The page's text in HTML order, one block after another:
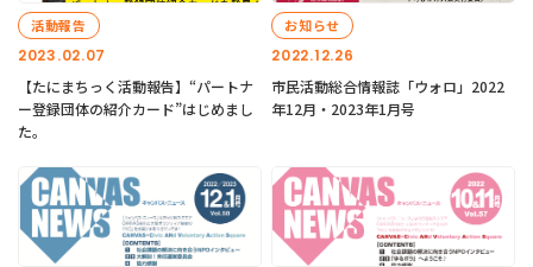
2023.02.07
活動報告
【たにまちっく活動報告】“パートナ
ー登録団体の紹介カード”はじめまし
た。
2022.12.26
お知らせ
市民活動総合情報誌「ウォロ」2022
年12月・2023年1月号